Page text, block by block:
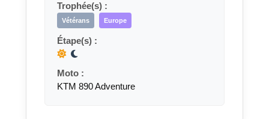
Trophée(s) :
Vétérans Europe
Étape(s) :
Moto :
KTM 890 Adventure